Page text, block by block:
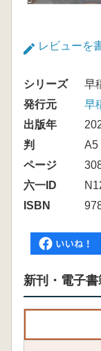
レビューを
シリーズ
早
発行元
早
出版年
判
A5
ページ
六一ID
ISBN
新刊・電子書